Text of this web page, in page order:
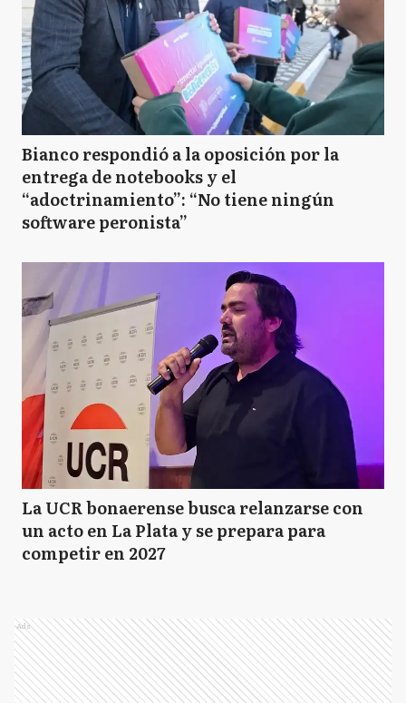
Bianco respondió a la oposición por la
entrega de notebooks y el
“adoctrinamiento”: “No tiene ningún
software peronista”
La UCR bonaerense busca relanzarse con
un acto en La Plata y se prepara para
competir en 2027
Ads